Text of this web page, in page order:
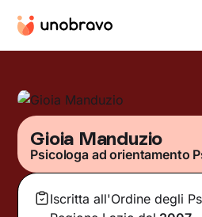
Gioia Manduzio
Psicologa ad orientamento
Iscritta all'Ordine degli